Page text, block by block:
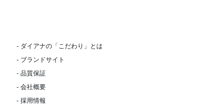
- ダイアナの「こだわり」とは
- ブランドサイト
- 品質保証
- 会社概要
- 採用情報